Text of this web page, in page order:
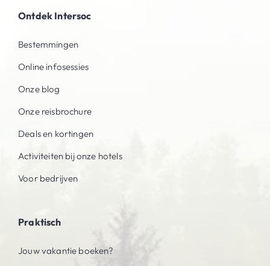
Ontdek Intersoc
Bestemmingen
Online infosessies
Onze blog
Onze reisbrochure
Deals en kortingen
Activiteiten bij onze hotels
Voor bedrijven
Praktisch
Jouw vakantie boeken?